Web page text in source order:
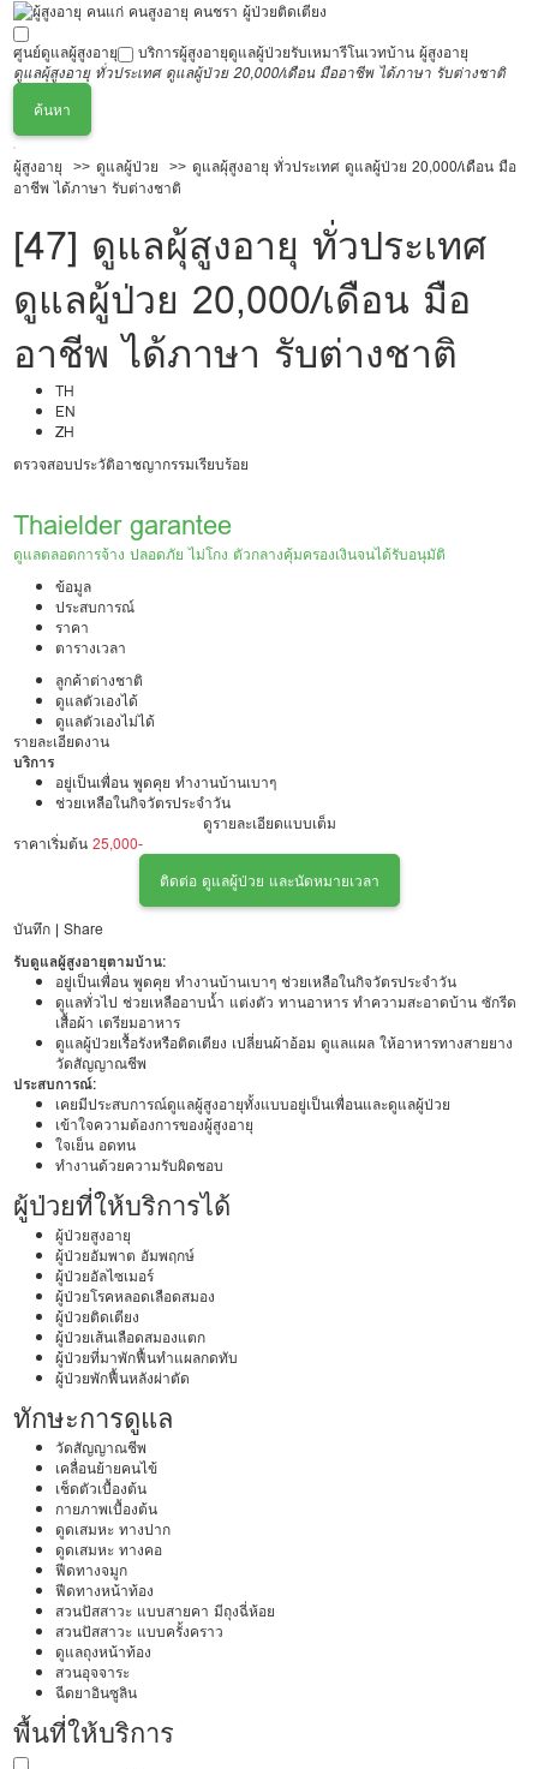
ศูนย์ดูแลผู้สูงอายุ บริการผู้สูงอายุดูแลผู้ป่วยรับเหมารีโนเวทบ้าน ผู้สูงอายุ
ดูแลผุ้สูงอายุ ทั่วประเทศ ดูแลผู้ป่วย 20,000/เดือน มืออาชีพ ได้ภาษา รับต่างชาติ
ค้นหา
ผู้สูงอายุ ดูแลผู้ป่วย
ดูแลผุ้สูงอายุ ทั่วประเทศ ดูแลผู้ป่วย 20,000/เดือน มือ
อาชีพ ได้ภาษา รับต่างชาติ
[47] ดูแลผุ้สูงอายุ ทั่วประเทศ
ดูแลผู้ป่วย 20,000/เดือน มือ
อาชีพ ได้ภาษา รับต่างชาติ
TH
EN
ZH
ตรวจสอบประวัติอาชญากรรมเรียบร้อย
Thaielder garantee
ดูแลตลอดการจ้าง ปลอดภัย ไม่โกง ตัวกลางคุ้มครองเงินจนได้รับอนุมัติ
ข้อมูล
ประสบการณ์
ราคา
ตารางเวลา
ลูกค้าต่างชาติ
ดูแลตัวเองได้
ดูแลตัวเองไม่ได้
รายละเอียดงาน
บริการ
อยู่เป็นเพื่อน พูดคุย ทำงานบ้านเบาๆ
ช่วยเหลือในกิจวัตรประจำวัน
ดูแลทั่วไป ช่วยเหลืออาบน้ำ แต่งตัว
ดูแลผู้ป่วยเรื้อรังหรือติดเตียง เปลี่ยนผ้าอ้อม ดูแลแผล ให้อาหารทางสายยาง
วัดสัญญาณชีพ
เคยมีประสบการณ์ดูแลผู้สูงอายุทั้งแบบอยู่เป็นเพื่อนและดูแลผู้ป่วย
ดูรายละเอียดแบบเต็ม
ราคาเริ่มต้น 25,000-
ติดต่อ ดูแลผู้ป่วย และนัดหมายเวลา
บันทึก | Share
รับดูแลผู้สูงอายุตามบ้าน:
อยู่เป็นเพื่อน พูดคุย ทำงานบ้านเบาๆ ช่วยเหลือในกิจวัตรประจำวัน
ดูแลทั่วไป ช่วยเหลืออาบน้ำ แต่งตัว ทานอาหาร ทำความสะอาดบ้าน ซักรีด
เสื้อผ้า เตรียมอาหาร
ดูแลผู้ป่วยเรื้อรังหรือติดเตียง เปลี่ยนผ้าอ้อม ดูแลแผล ให้อาหารทางสายยาง
วัดสัญญาณชีพ
ประสบการณ์:
เคยมีประสบการณ์ดูแลผู้สูงอายุทั้งแบบอยู่เป็นเพื่อนและดูแลผู้ป่วย
เข้าใจความต้องการของผู้สูงอายุ
ใจเย็น อดทน
ทำงานด้วยความรับผิดชอบ
ผู้ป่วยที่ให้บริการได้
ผู้ป่วยสูงอายุ
ผู้ป่วยอัมพาต อัมพฤกษ์
ผู้ป่วยอัลไซเมอร์
ผู้ป่วยโรคหลอดเลือดสมอง
ผู้ป่วยติดเตียง
ผู้ป่วยเส้นเลือดสมองแตก
ผู้ป่วยที่มาพักฟื้นทำแผลกดทับ
ผู้ป่วยพักฟื้นหลังผ่าตัด
ทักษะการดูแล
วัดสัญญาณชีพ
เคลื่อนย้ายคนไข้
เช็ดตัวเบื้องต้น
กายภาพเบื้องต้น
ดูดเสมหะ ทางปาก
ดูดเสมหะ ทางคอ
ฟีดทางจมูก
ฟีดทางหน้าท้อง
สวนปัสสาวะ แบบสายคา มีถุงฉี่ห้อย
สวนปัสสาวะ แบบครั้งคราว
ดูแลถุงหน้าท้อง
สวนอุจจาระ
ฉีดยาอินซูลิน
พื้นที่ให้บริการ